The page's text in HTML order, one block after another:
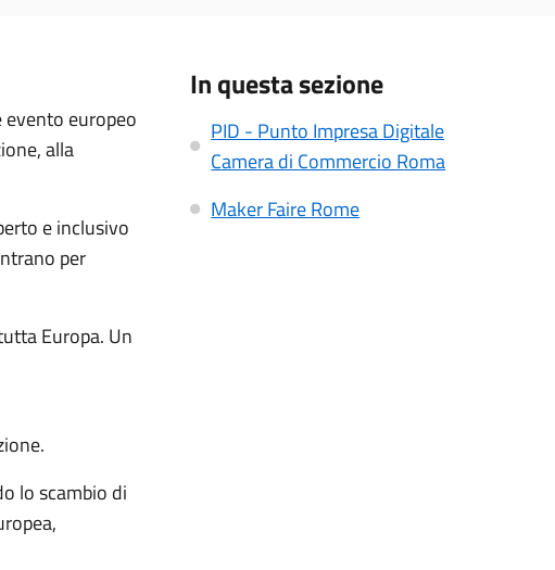
evento europeo
alla
e inclusivo
per
Europa. Un
lo scambio di
In questa sezione
PID - Punto Impresa Digitale
Camera di Commercio Roma
Maker Faire Rome